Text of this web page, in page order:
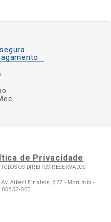
de Privacidade
TODOS OS DIREITOS RESERVADOS
Albert Einstein, 627 - Morumbi -
05652-000